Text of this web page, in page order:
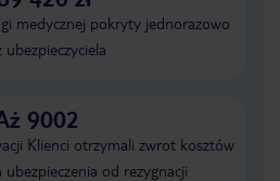
medycznej pokryty jednorazowo
ubezpieczyciela
9002
Klienci otrzymali zwrot kosztów
od rezygnacji